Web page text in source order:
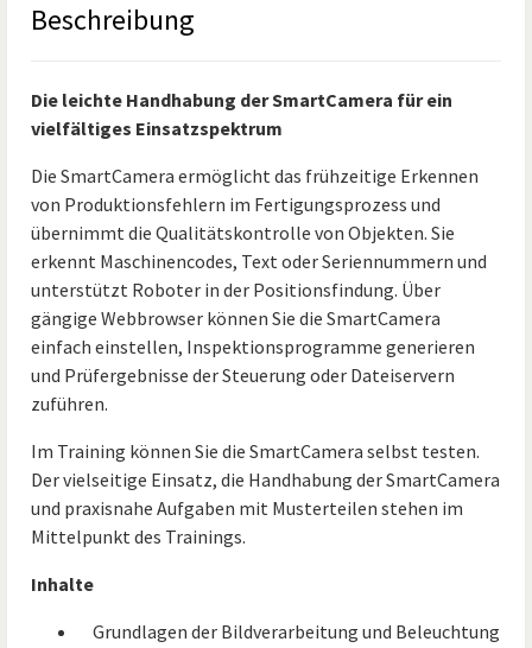
Beschreibung
Die leichte Handhabung der SmartCamera für ein
vielfältiges Einsatzspektrum
Die SmartCamera ermöglicht das frühzeitige Erkennen
von Produktionsfehlern im Fertigungsprozess und
übernimmt die Qualitätskontrolle von Objekten. Sie
erkennt Maschinencodes, Text oder Seriennummern und
unterstützt Roboter in der Positionsfindung. Über
gängige Webbrowser können Sie die SmartCamera
einfach einstellen, Inspektionsprogramme generieren
und Prüfergebnisse der Steuerung oder Dateiservern
zuführen.
Im Training können Sie die SmartCamera selbst testen.
Der vielseitige Einsatz, die Handhabung der SmartCamera
und praxisnahe Aufgaben mit Musterteilen stehen im
Mittelpunkt des Trainings.
Inhalte
Grundlagen der Bildverarbeitung und Beleuchtung